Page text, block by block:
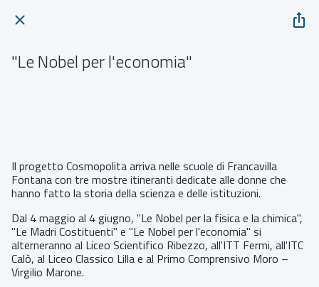
"Le Nobel per l'economia"
Il progetto Cosmopolita arriva nelle scuole di Francavilla
Fontana con tre mostre itineranti dedicate alle donne che
hanno fatto la storia della scienza e delle istituzioni.
Dal 4 maggio al 4 giugno, "Le Nobel per la fisica e la chimica",
"Le Madri Costituenti" e "Le Nobel per l'economia" si
alterneranno al Liceo Scientifico Ribezzo, all'ITT Fermi, all'ITC
Calò, al Liceo Classico Lilla e al Primo Comprensivo Moro –
Virgilio Marone.